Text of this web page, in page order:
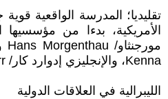
تقليديا؛ المدرسة الواقعية
الأمريكية، بدءا من مؤسسيها
Kenna، والإنجليزي إدوارد كار/ Edward Carr.
الليبرالية في العلاقات الدولية